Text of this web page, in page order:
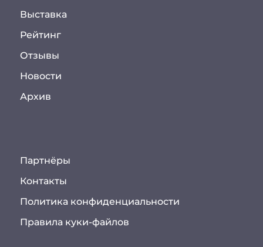
Выставка
Рейтинг
Отзывы
Новости
Архив
Партнёры
Контакты
Политика конфиденциальности
Правила куки-файлов